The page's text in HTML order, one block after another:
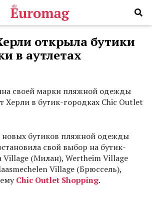
открыла бутики
в аутлетах
своей марки пляжной одежды
Херли в бутик-городках Chic Outlet
бутиков пляжной одежды
свой выбор на бутик-
Village (Милан), Wertheim Village
Village (Брюссель),
Chic Outlet Shopping.